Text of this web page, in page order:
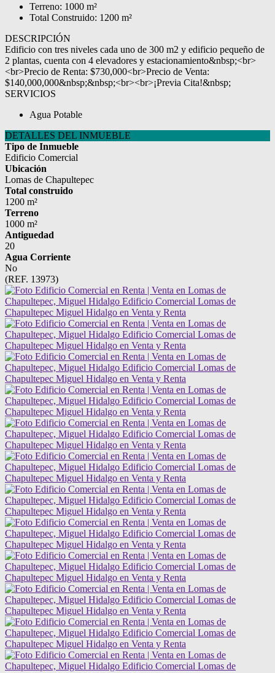
Terreno: 1000 m²
Total Construido: 1200 m²
DESCRIPCIÓN
Edificio con tres niveles cada uno de 300 m2 y edificio pequeño de
2 plantas, cuenta con 4 elevadores y estacionamiento&nbsp;<br>
<br>Precio de Renta: $730,000<br>Precio de Venta:
$140,000,000&nbsp;&nbsp;<br><br>¡Previa Cita!&nbsp;
SERVICIOS
Agua Potable
DETALLES DEL INMUEBLE
Tipo de Inmueble
Edificio Comercial
Ubicación
Lomas de Chapultepec
Total construido
1200 m²
Terreno
1000 m²
Antiguedad
20
Agua Corriente
No
(REF. 13973)